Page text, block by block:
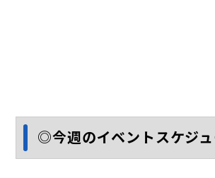
◎今週のイベントスケジ